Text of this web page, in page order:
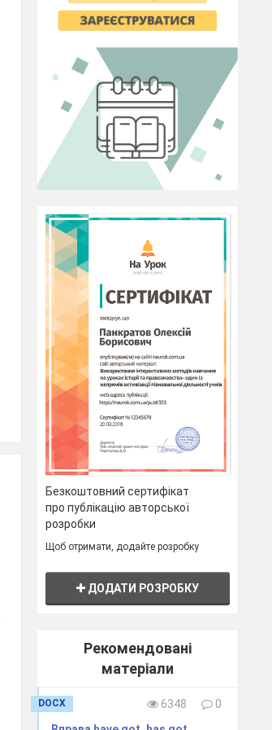
Безкоштовний сертифікат
про публікацію авторської
розробки
Щоб отримати, додайте розробку
ДОДАТИ РОЗРОБКУ
Рекомендовані
матеріали
DOCX 6348
0